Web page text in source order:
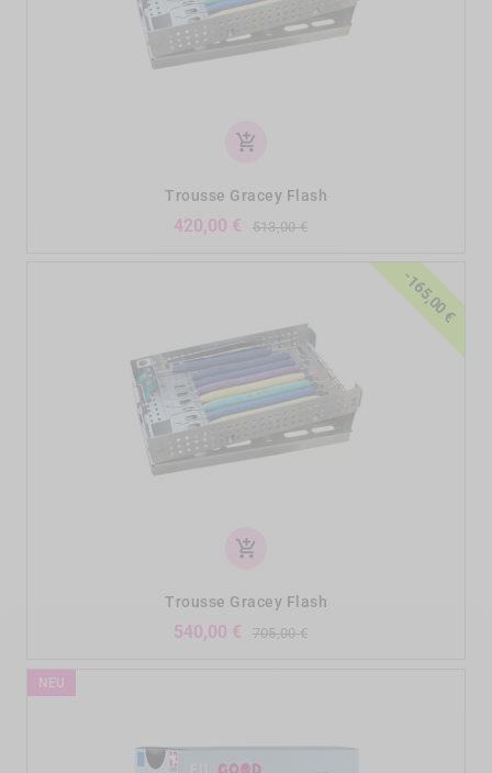
add_shopping_cart
Trousse Gracey Flash
420,00 € 513,00 €
add_shopping_cart
-165,00 €
Trousse Gracey Flash
540,00 € 705,00 €
NEU